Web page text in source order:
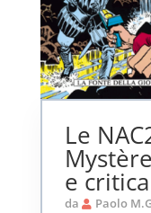
Le
e
da Paolo